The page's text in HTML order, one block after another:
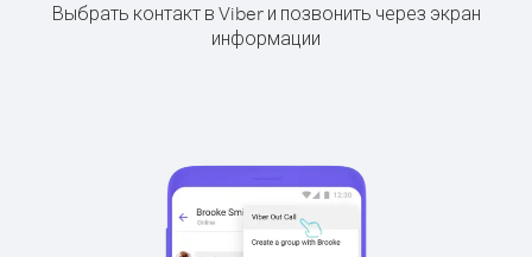
Выбрать контакт в Viber и позвонить через экран
информации